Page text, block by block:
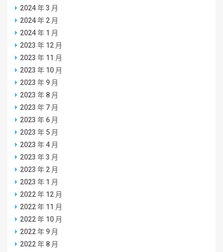
2024 年 3 月
2024 年 2 月
2024 年 1 月
2023 年 12 月
2023 年 11 月
2023 年 10 月
2023 年 9 月
2023 年 8 月
2023 年 7 月
2023 年 6 月
2023 年 5 月
2023 年 4 月
2023 年 3 月
2023 年 2 月
2023 年 1 月
2022 年 12 月
2022 年 11 月
2022 年 10 月
2022 年 9 月
2022 年 8 月